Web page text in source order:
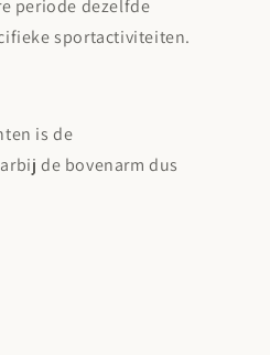
periode dezelfde
sportactiviteiten.
is de
de bovenarm dus